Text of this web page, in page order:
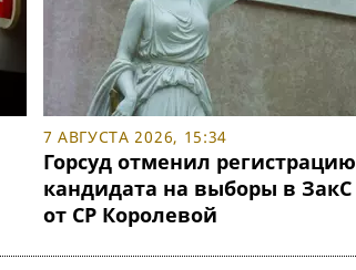
7 АВГУСТА 2026, 15:34
Горсуд отменил регистрацию
кандидата на выборы в ЗакС
от СР Королевой